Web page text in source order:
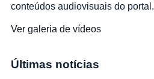
conteúdos audiovisuais do portal.
Ver galeria de vídeos
Últimas notícias